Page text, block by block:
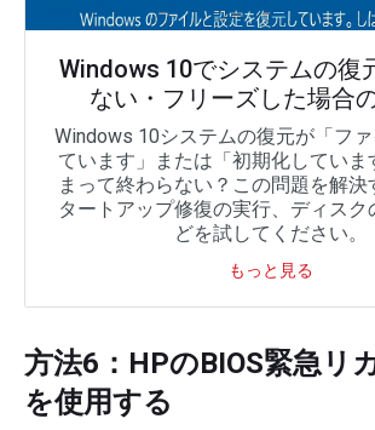
Windows 10でシステムの復
ない・フリーズした場合
Windows 10システムの復元が「フ
ています」または「初期化していま
まって終わらない？この問題を解決
タートアップ修復の実行、ディスク
どを試してください。
もっと見る
方法6：HPのBIOS緊急リ
を使用する